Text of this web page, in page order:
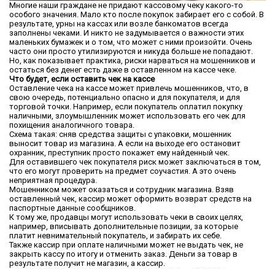
Многие наши граждане не придают кассовому чеку какого-то
особого значения. Мало кто после покупок забирает его с собой. В
результате, урны на кассах или возле банкоматов всегда
заполнены чеками. И никто не задумывается о важности этих
маленьких бумажек и о том, что может с ними произойти. Очень
часто они просто утилизируются и никуда больше не попадают.
Но, как показывает практика, риски нарваться на мошенников и
остаться без денег есть даже в оставленном на кассе чеке.
Что будет, если оставить чек на кассе
Оставление чека на кассе может привлечь мошенников, что, в
свою очередь, потенциально опасно и для покупателя, и для
торговой точки. Например, если покупатель оплатил покупку
наличными, злоумышленник может использовать его чек для
похищения аналогичного товара.
Схема такая: сняв средства защиты с упаковки, мошенник
выносит товар из магазина. А если на выходе его остановит
охранник, преступник просто покажет ему найденный чек.
Для оставившего чек покупателя риск может заключаться в том,
что его могут проверить на предмет соучастия. А это очень
неприятная процедура.
Мошенником может оказаться и сотрудник магазина. Взяв
оставленный чек, кассир может оформить возврат средств на
паспортные данные сообщников.
К тому же, продавцы могут использовать чеки в своих целях,
например, вписывать дополнительные позиции, за которые
платит невнимательный покупатель, и забирать их себе.
Также кассир при оплате наличными может не выдать чек, не
закрыть кассу по итогу и отменить заказ. Деньги за товар в
результате получит не магазин, а кассир.